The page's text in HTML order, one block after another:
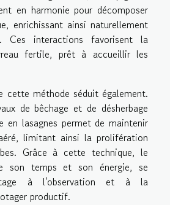
en harmonie pour décomposer
enrichissant ainsi naturellement
interactions favorisent la
fertile, prêt à accueillir les
cette méthode séduit également.
de bêchage et de désherbage
en lasagnes permet de maintenir
limitant ainsi la prolifération
Grâce à cette technique, le
son temps et son énergie, se
à l'observation et à la
productif.